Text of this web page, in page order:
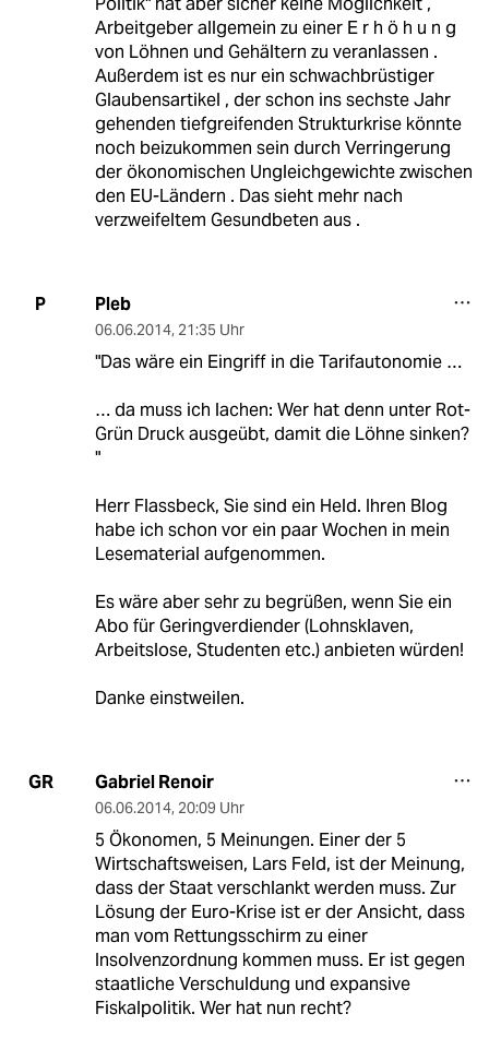
Arbeitgeber allgemein zu einer E r h ö h u n g
von Löhnen und Gehältern zu veranlassen .
Außerdem ist es nur ein schwachbrüstiger
Glaubensartikel , der schon ins sechste Jahr
gehenden tiefgreifenden Strukturkrise könnte
noch beizukommen sein durch Verringerung
der ökonomischen Ungleichgewichte zwischen
den EU-Ländern . Das sieht mehr nach
verzweifeltem Gesundbeten aus .
P Pleb
06.06.2014, 21:35 Uhr
"Das wäre ein Eingriff in die Tarifautonomie …
… da muss ich lachen: Wer hat denn unter Rot-
Grün Druck ausgeübt, damit die Löhne sinken?
"
Herr Flassbeck, Sie sind ein Held. Ihren Blog
habe ich schon vor ein paar Wochen in mein
Lesematerial aufgenommen.
Es wäre aber sehr zu begrüßen, wenn Sie ein
Abo für Geringverdiender (Lohnsklaven,
Arbeitslose, Studenten etc.) anbieten würden!
Danke einstweilen.
GR Gabriel Renoir
06.06.2014, 20:09 Uhr
5 Ökonomen, 5 Meinungen. Einer der 5
Wirtschaftsweisen, Lars Feld, ist der Meinung,
dass der Staat verschlankt werden muss. Zur
Lösung der Euro-Krise ist er der Ansicht, dass
man vom Rettungsschirm zu einer
Insolvenzordnung kommen muss. Er ist gegen
staatliche Verschuldung und expansive
Fiskalpolitik. Wer hat nun recht?